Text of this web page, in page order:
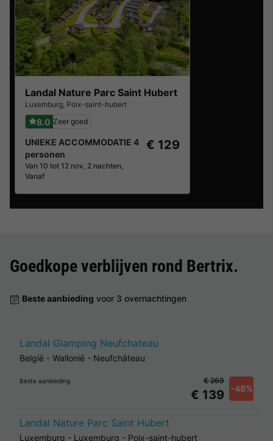
Landal Nature Parc Saint Hubert
Luxemburg, Poix-saint-hubert
8.0 Zeer goed
UNIEKE ACCOMMODATIE 4
personen
Van 10 tot 12 nov, 2 nachten,
Vanaf
€ 129
Goedkope verblijven rond Bertrix.
Beste aanbieding voor 3 overnachtingen
Landal Glamping Neufchateau
België - Wallonië - Neufchâteau
Beste aanbieding
€ 139 -48%
€ 269
Landal Nature Parc Saint Hubert
Luxemburg - Luxemburg - Poix-saint-hubert